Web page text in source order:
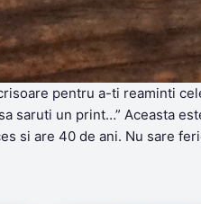
pentru a-ti reaminti
saruti un print…” Aceasta
si are 40 de ani. Nu sare